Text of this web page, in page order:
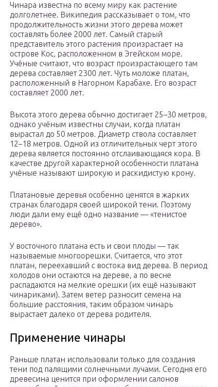
Чинара известна по всему миру как растение
долголетнее. Википедия рассказывает о том, что
продолжительность жизни этого дерева может
составлять более 2000 лет. Самый старый
представитель этого растения произрастает на
острове Кос, расположенном в Эгейском море.
Учёные считают, что возраст произрастающего там
дерева составляет 2300 лет. Чуть моложе платан,
расположенный в Нагорном Карабахе. Его возраст
составляет 2000 лет.
Высота этого дерева обычно достигает 25–30 метров,
однако учёным известны случаи, когда платан
вырастал до 50 метров. Диаметр ствола составляет
12–18 метров. Одной из отличительных черт этого
дерева является постоянно отслаивающаяся кора. В
качестве другой характерной особенности платана
учёные называют широкую и раскидистую крону.
Платановые деревья особенно ценятся в жарких
странах благодаря своей широкой тени. Поэтому
люди дали ему ещё одно название — «тенистое
дерево».
У восточного платана есть и свои плоды — так
называемые многоорешки. Считается, что этот
платан, переехавший с востока вид дерева. В период
холодов они остаются на дереве, а по весне
распадаются на мелкие орешки (их ещё называют
чинариками). Затем ветер разносит семена на
большие расстояния, таким образом чинарь
вырастает далеко от дерева родителя.
Применение чинары
Раньше платан использовали только для создания
тени под палящими солнечными лучами. Сегодня его
древесина ценится при оформлении салонов